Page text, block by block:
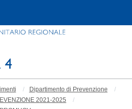
Dipartimento di Prevenzione
2021-2025